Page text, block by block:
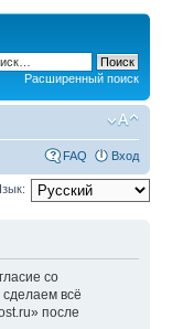
Расширенный поиск
FAQ Вход
со
всё
после